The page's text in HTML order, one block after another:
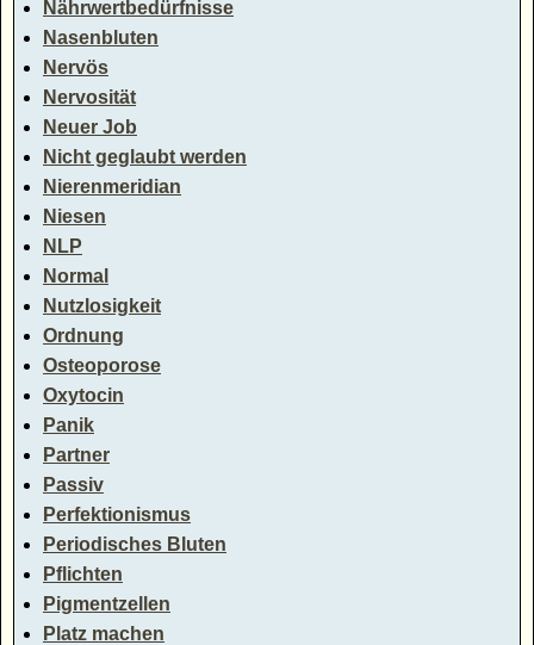
Nährwertbedürfnisse
Nasenbluten
Nervös
Nervosität
Neuer Job
Nicht geglaubt werden
Nierenmeridian
Niesen
NLP
Normal
Nutzlosigkeit
Ordnung
Osteoporose
Oxytocin
Panik
Partner
Passiv
Perfektionismus
Periodisches Bluten
Pflichten
Pigmentzellen
Platz machen